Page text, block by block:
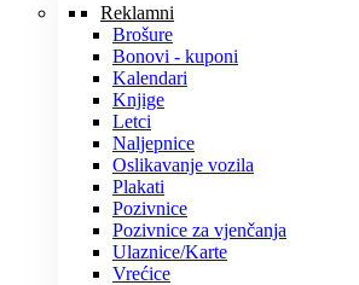
Reklamni
Brošure
Bonovi - kuponi
Kalendari
Knjige
Letci
Naljepnice
Oslikavanje vozila
Plakati
Pozivnice
Pozivnice za vjenčanja
Ulaznice/Karte
Vrećice